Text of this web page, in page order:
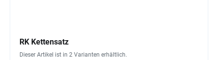
RK Kettensatz
Dieser Artikel ist in 2 Varianten erhältlich.